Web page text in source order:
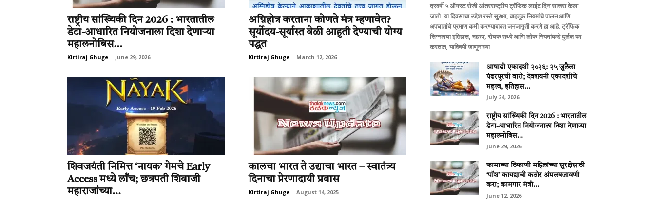
राष्ट्रीय सांख्यिकी दिन 2026 : भारतातील
डेटा-आधारित नियोजनाला दिशा देणाऱ्या
महालनोबिस...
Kirtiraj Ghuge - June 29, 2026
अग्निहोत्र करताना कोणते मंत्र म्हणावेत?
सूर्योदय-सूर्यास्त वेळी आहुती देण्याची योग्य
पद्धत
Kirtiraj Ghuge - March 12, 2026
शिवजयंती निमित्त ‘नायक’ गेमचे Early
Access मध्ये लाँच; छत्रपती शिवाजी
महाराजांच्या...
कालचा भारत ते उद्याचा भारत – स्वातंत्र्य
दिनाचा प्रेरणादायी प्रवास
Kirtiraj Ghuge - August 14, 2025
दरवर्षी ५ ऑगस्ट रोजी आंतरराष्ट्रीय ट्रॅफिक लाईट दिन साजरा केला
जातो. या दिवसाचा उद्देश रस्ते सुरक्षा, वाहतूक नियमांचे पालन आणि
अपघातांचे प्रमाण कमी करण्याबाबत जनजागृती करणे हा आहे. ट्रॅफिक
सिग्नलचा इतिहास, महत्त्व, रोचक तथ्ये आणि लोक नियमांकडे दुर्लक्ष का
करतात, याविषयी जाणून घ्या
आषाढी एकादशी २०२६: २५ जुलैला
पंढरपूरची वारी; देवशयनी एकादशीचे
महत्त्व, इतिहास...
July 24, 2026
राष्ट्रीय सांख्यिकी दिन 2026 : भारतातील
डेटा-आधारित नियोजनाला दिशा देणाऱ्या
महालनोबिस...
June 29, 2026
कामाच्या ठिकाणी महिलांच्या सुरक्षेसाठी
‘पॉश’ कायद्याची कठोर अंमलबजावणी
करा; कामगार मंत्री...
June 12, 2026